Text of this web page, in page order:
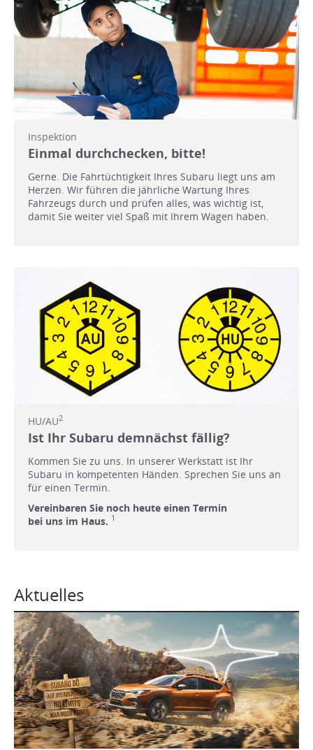
Inspektion
Einmal durchchecken, bitte!
Gerne. Die Fahrtüchtigkeit Ihres Subaru liegt uns am
Herzen. Wir führen die jährliche Wartung Ihres
Fahrzeugs durch und prüfen alles, was wichtig ist,
damit Sie weiter viel Spaß mit Ihrem Wagen haben.
HU/AU2
Ist Ihr Subaru demnächst fällig?
Kommen Sie zu uns. In unserer Werkstatt ist Ihr
Subaru in kompetenten Händen. Sprechen Sie uns an
für einen Termin.
Vereinbaren Sie noch heute einen Termin
bei uns im Haus. 1
Aktuelles